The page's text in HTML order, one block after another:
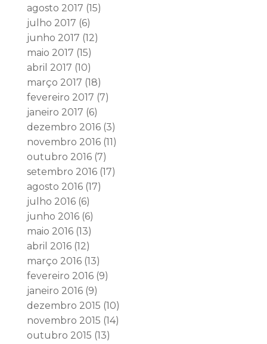
agosto 2017 (15)
julho 2017 (6)
junho 2017 (12)
maio 2017 (15)
abril 2017 (10)
março 2017 (18)
fevereiro 2017 (7)
janeiro 2017 (6)
dezembro 2016(3)
novembro 2016(11)
outubro 2016(7)
setembro 2016(17)
agosto 2016(17)
julho 2016(6)
junho 2016(6)
maio 2016(13)
abril 2016(12)
março 2016(13)
fevereiro 2016(9)
janeiro 2016(9)
dezembro 2015 (10)
novembro 2015 (14)
outubro 2015 (13)